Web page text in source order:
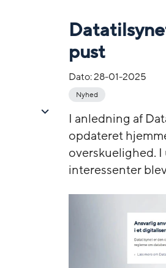
pust
Dato:28-01-2025
Nyhed
I anledning af
opdateret
overskuelighed.
interessenter